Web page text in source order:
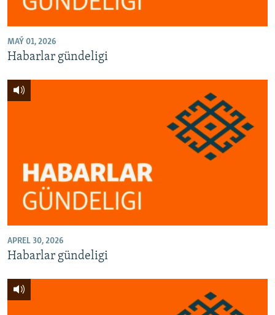
MAÝ 01, 2026
Habarlar gündeligi
APREL 30, 2026
Habarlar gündeligi